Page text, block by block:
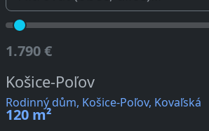
1.790 €
Košice-Poľov
Rodinný dům, Košice-Poľov, Kovaľská
120 m²